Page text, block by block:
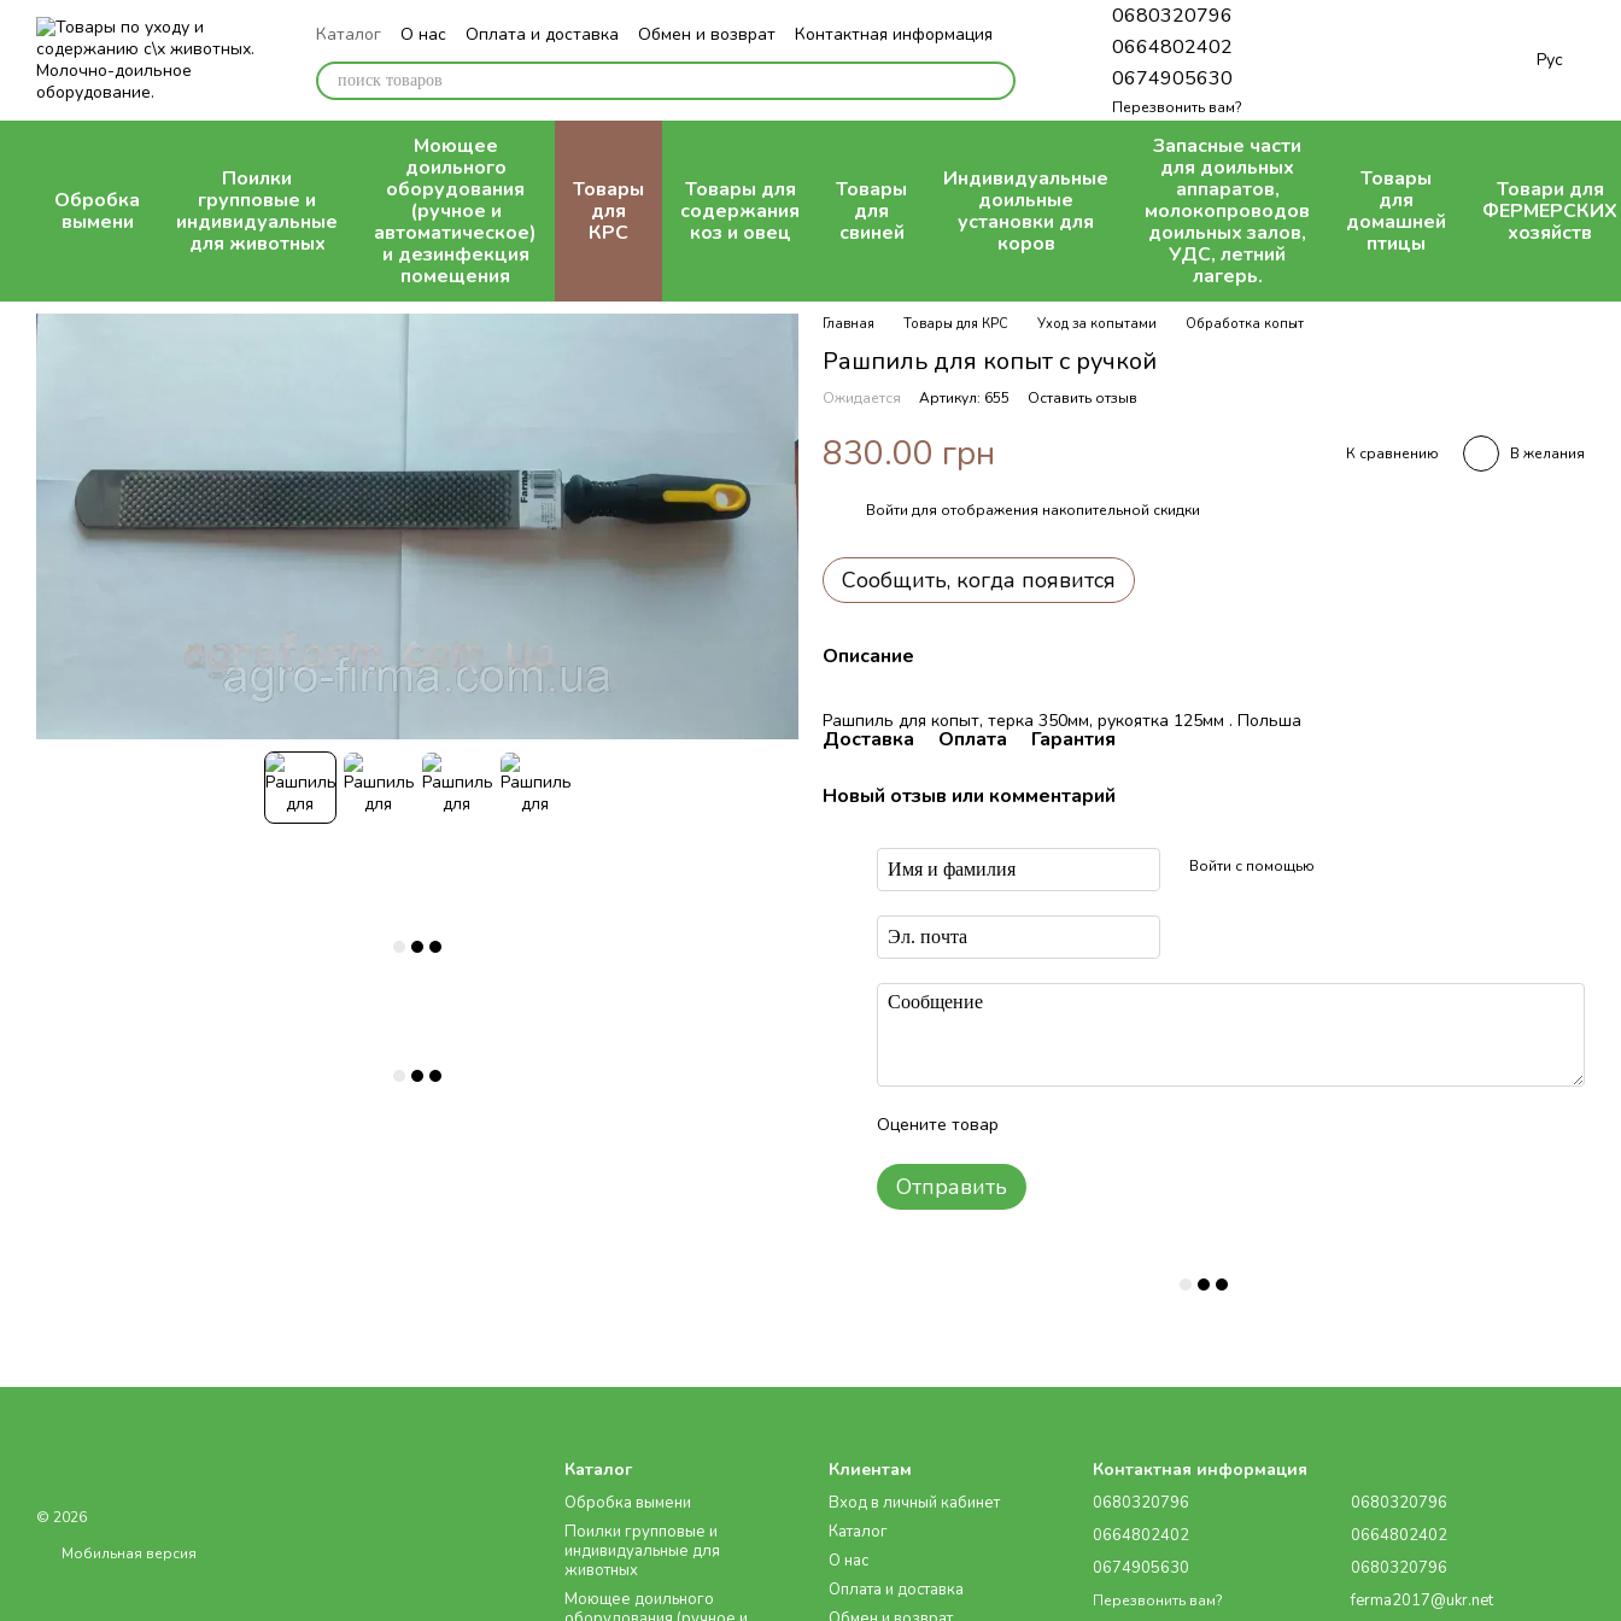
Перейти к основному контенту
Каталог О нас Оплата и доставка Обмен и возврат
Контактная информация
Блог
0680320796
0664802402
0674905630
Перезвонить вам?
Рус
Обробка
вымени
Поилки
групповые и
индивидуальные
для животных
Моющее
доильного
оборудования
(ручное и
автоматическое)
и дезинфекция
помещения
Товары
для
КРС
Товары для
содержания
коз и овец
Товары
для
свиней
Индивидуальные
доильные
установки для
коров
Запасные части
для доильных
аппаратов,
молокопроводов
доильных залов,
УДС, летний
лагерь.
Товары
для
домашней
птицы
Товари для
ФЕРМЕРСКИХ
хозяйств
Главная Товары для КРС Уход за копытами Обработка копыт
Рашпиль для копыт с ручкой
Ожидается Артикул: 655 Оставить отзыв
830.00 грн К сравнению В желания
Войти для отображения накопительной скидки
Сообщить, когда появится
Описание
Рашпиль для копыт, терка 350мм, рукоятка 125мм . Польша
Доставка Оплата Гарантия
Новый отзыв или комментарий
Войти с помощью
Оцените товар
Отправить
© 2026
Мобильная версия
Каталог
Обробка вымени
Поилки групповые и
индивидуальные для
животных
Моющее доильного
Клиентам
Вход в личный кабинет
Каталог
О нас
Оплата и доставка
Контактная информация
0680320796
0664802402
0674905630
Перезвонить вам?
0680320796
0664802402
0680320796
ferma2017@ukr.net